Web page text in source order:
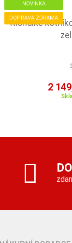
NOVINKA
DOPRAVA ZDRAMA
Klondike
2